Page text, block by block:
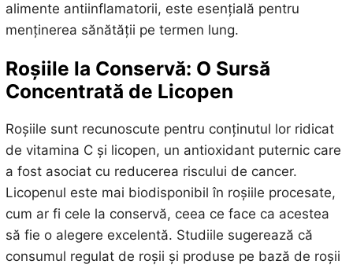
alimente antiinflamatorii, este esențială pentru
menținerea sănătății pe termen lung.
Roșiile la Conservă: O Sursă
Concentrată de Licopen
Roșiile sunt recunoscute pentru conținutul lor ridicat
de vitamina C și licopen, un antioxidant puternic care
a fost asociat cu reducerea riscului de cancer.
Licopenul este mai biodisponibil în roșiile procesate,
cum ar fi cele la conservă, ceea ce face ca acestea
să fie o alegere excelentă. Studiile sugerează că
consumul regulat de roșii și produse pe bază de roșii